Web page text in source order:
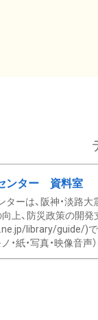
ンター 資料室
ターは、阪神・淡路
向上、防災政策の開
library/guide/)で
・紙・写真・映像音声）